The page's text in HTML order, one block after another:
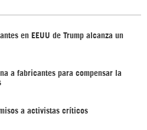
en EEUU de Trump alcanza un
a fabricantes para compensar la
a activistas críticos